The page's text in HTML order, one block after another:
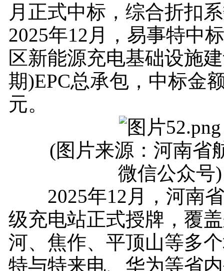
月正式中标，综合折扣
2025年12月，易事特中
区新能源充电基础设施
期)EPC总承包，中标金
元。
(图片来源：河南省
微信公众号)
2025年12月，河南省
级充电站正式授牌，覆
河、焦作、平顶山等多
特与特来电、华为等省